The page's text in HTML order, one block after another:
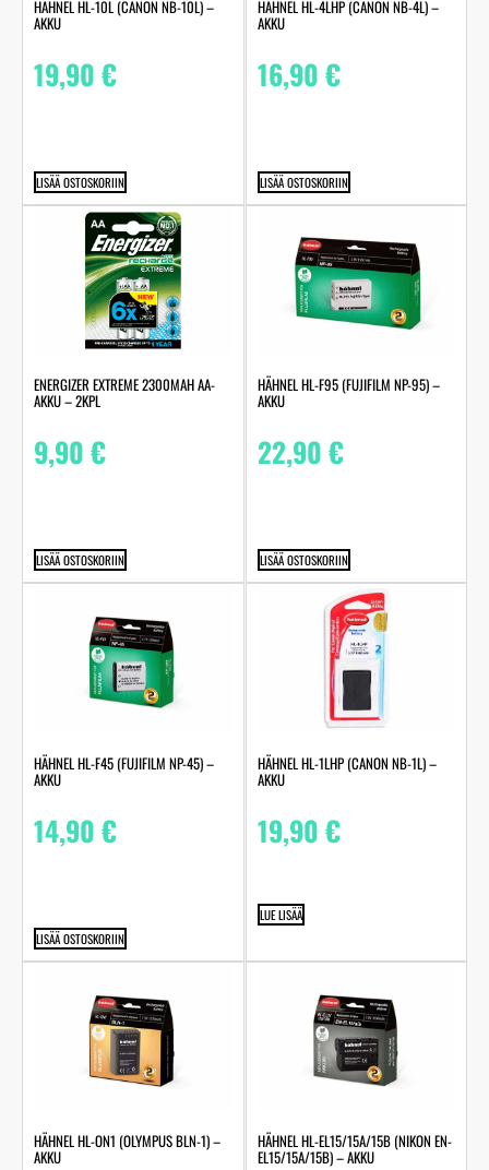
HÄHNEL HL-10L (CANON NB-10L) –
AKKU
19,90€
LISÄÄ OSTOSKORIIN
HÄHNEL HL-4LHP (CANON NB-4L) –
AKKU
16,90€
LISÄÄ OSTOSKORIIN
ENERGIZER EXTREME 2300MAH AA-
AKKU – 2KPL
9,90€
LISÄÄ OSTOSKORIIN
HÄHNEL HL-F95 (FUJIFILM NP-95) –
AKKU
22,90€
LISÄÄ OSTOSKORIIN
HÄHNEL HL-F45 (FUJIFILM NP-45) –
AKKU
14,90€
LISÄÄ OSTOSKORIIN
HÄHNEL HL-1LHP (CANON NB-1L) –
AKKU
19,90€
LUE LISÄÄ
HÄHNEL HL-ON1 (OLYMPUS BLN-1) –
AKKU
HÄHNEL HL-EL15/15A/15B (NIKON EN-
EL15/15A/15B) – AKKU